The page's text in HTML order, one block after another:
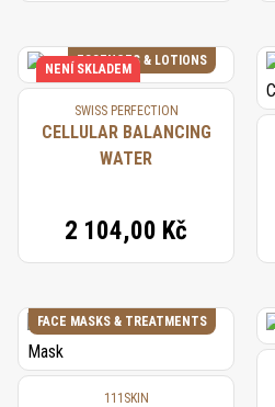
ESSENCES & LOTIONS
NENÍ SKLADEM
SWISS PERFECTION
CELLULAR BALANCING
WATER
2 104,00 Kč
FACE MASKS & TREATMENTS
111SKIN